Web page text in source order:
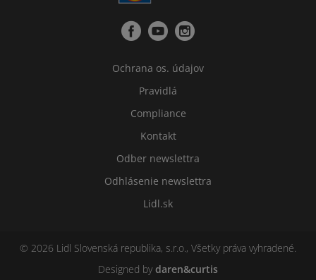
Ochrana os. údajov
Pravidlá
Compliance
Kontakt
Odber newslettra
Odhlásenie newslettra
Lidl.sk
© 2026 Lidl Slovenská republika, s.r.o., Všetky práva vyhradené.
Designed bydaren&curtis